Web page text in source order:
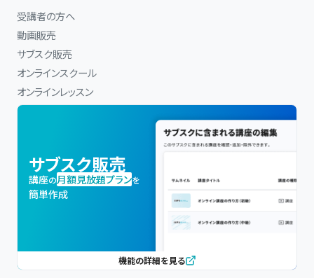
受講者の方へ
動画販売
サブスク販売
オンラインスクール
オンラインレッスン
サブスク販売
講座の月額見放題プランを
簡単作成
機能の詳細を見る